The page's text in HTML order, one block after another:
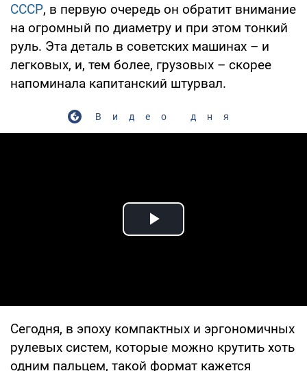
СССР, в первую очередь он обратит внимание
на огромный по диаметру и при этом тонкий
руль. Эта деталь в советских машинах – и
легковых, и, тем более, грузовых – скорее
напоминала капитанский штурвал.
Видео дня
Play Video
Сегодня, в эпоху компактных и эргономичных
рулевых систем, которые можно крутить хоть
одним пальцем, такой формат кажется